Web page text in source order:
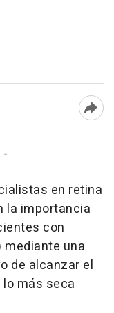
en retina
la importancia
con
mediante una
de alcanzar el
más seca